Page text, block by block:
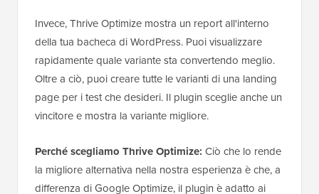
Invece, Thrive Optimize mostra un report all'interno
della tua bacheca di WordPress. Puoi visualizzare
rapidamente quale variante sta convertendo meglio.
Oltre a ciò, puoi creare tutte le varianti di una landing
page per i test che desideri. Il plugin sceglie anche un
vincitore e mostra la variante migliore.
Perché scegliamo Thrive Optimize: Ciò che lo rende
la migliore alternativa nella nostra esperienza è che, a
differenza di Google Optimize, il plugin è adatto ai